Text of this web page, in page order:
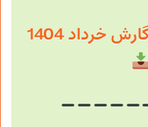
خرداد 1404